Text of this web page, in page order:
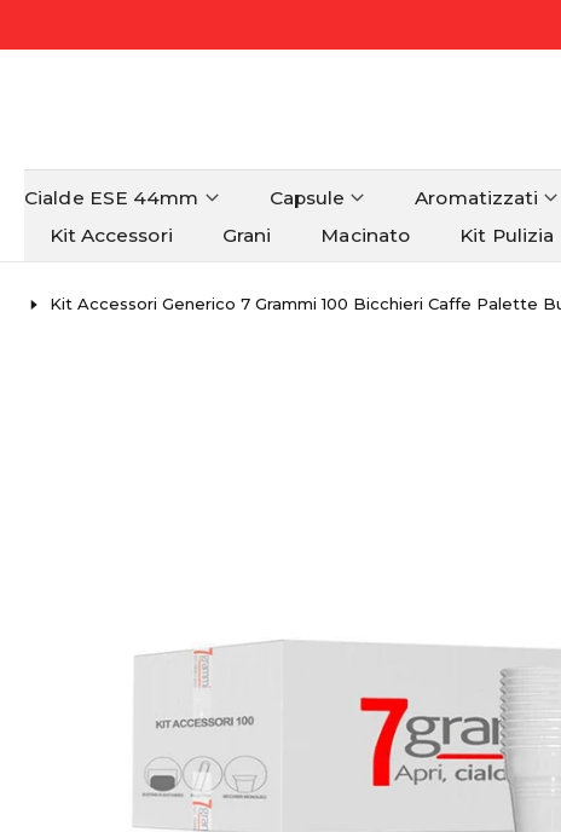
Cialde ESE 44mm Capsule Aromatizzati
Kit Accessori
Grani Macinato Kit Pulizia
Kit Accessori Generico 7 Grammi 100 Bicchieri Caffe Palette